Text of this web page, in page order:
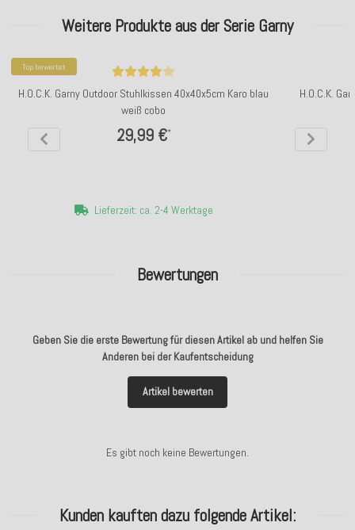
Bewertungen
Geben Sie die erste Bewertung für diesen Artikel ab und helfen Sie
Anderen bei der Kaufentscheidung
Artikel bewerten
Es gibt noch keine Bewertungen.
Weitere Produkte aus der Serie Garny
Top bewertet
H.O.C.K. Garny Outdoor Stuhlkissen 40x40x5cm Karo blau
weiß cobo
29,99 €*
Lieferzeit: ca. 2-4 Werktage
H.O.C.K.
Kunden kauften dazu folgende Artikel: